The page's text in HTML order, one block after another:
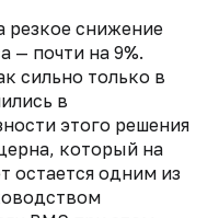
резкое снижение
— почти на 9%.
сильно только в
в
этого решения
который на
остается одним из